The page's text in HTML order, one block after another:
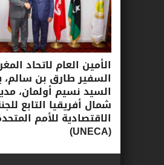
الأمين العام لاتحاد
السفير طارق بن
السيد نسيم أولمان،
شمال أفريقيا التابع
الاقتصادية للأمم
(UNECA)